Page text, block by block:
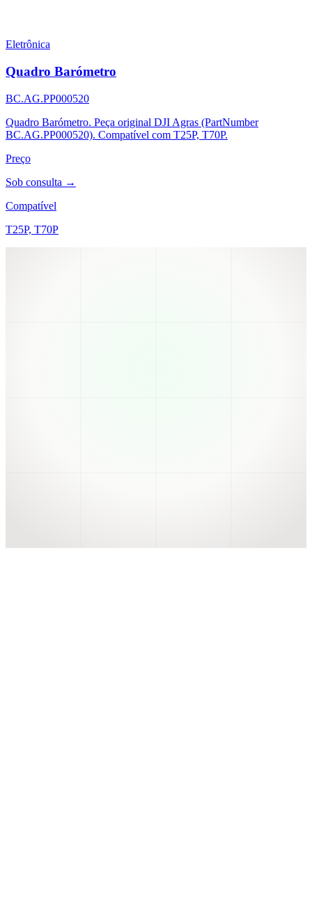
Eletrônica
Quadro Barómetro
BC.AG.PP000520
Quadro Barómetro. Peça original DJI Agras (PartNumber
BC.AG.PP000520). Compatível com T25P, T70P.
Preço
Sob consulta →
Compatível
T25P, T70P